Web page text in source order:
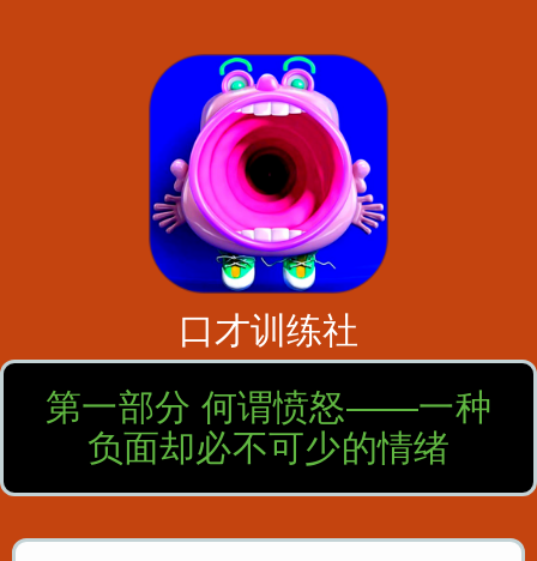
口才训练社
第一部分 何谓愤怒——一种
负面却必不可少的情绪